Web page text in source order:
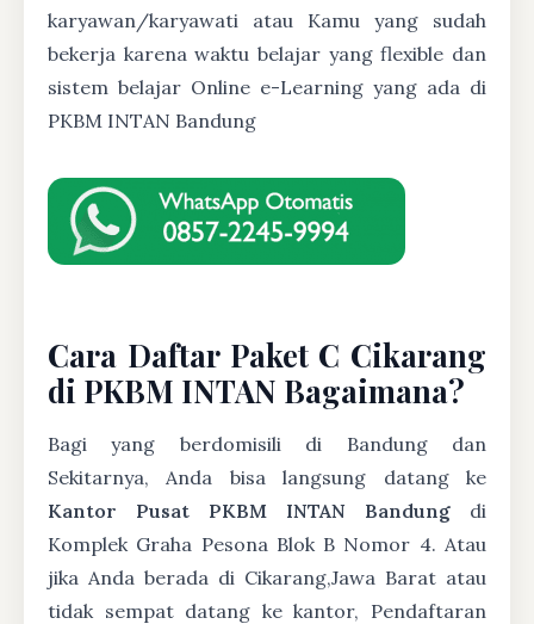
karyawan/karyawati atau Kamu yang sudah
bekerja karena waktu belajar yang flexible dan
sistem belajar Online e-Learning yang ada di
PKBM INTAN Bandung
Cara Daftar Paket C Cikarang
di PKBM INTAN Bagaimana?
Bagi yang berdomisili di Bandung dan
Sekitarnya, Anda bisa langsung datang ke
Kantor Pusat PKBM INTAN Bandung di
Komplek Graha Pesona Blok B Nomor 4. Atau
jika Anda berada di Cikarang,Jawa Barat atau
tidak sempat datang ke kantor, Pendaftaran